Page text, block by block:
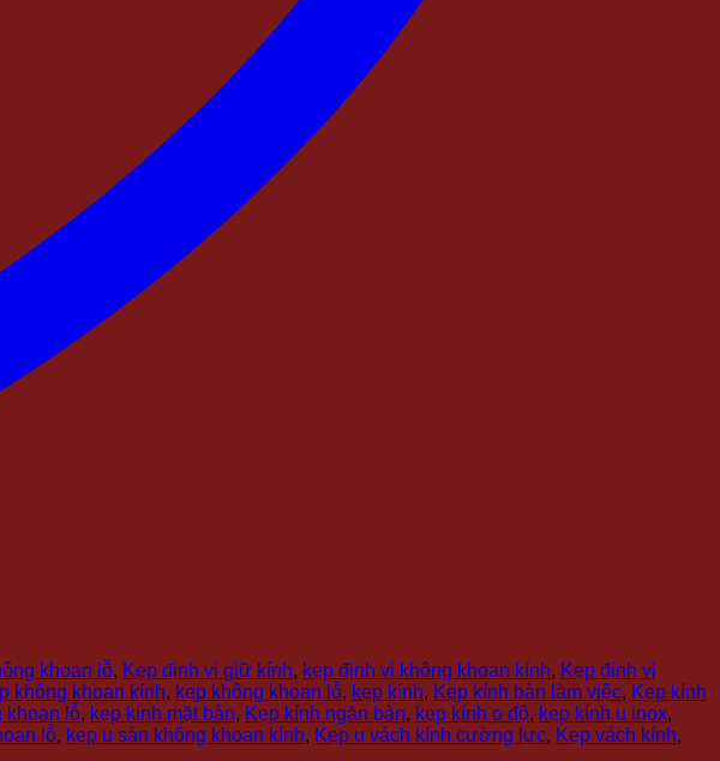
khoan lỗ, Kẹp định vị giữ kính, kẹp định vị không khoan kính, Kẹp định vị
không khoan kính, kẹp không khoan lỗ, kẹp kính, Kẹp kính bàn làm việc, Kẹp kính
khoan lỗ, kẹp kính mặt bàn, Kẹp kính ngăn bàn, kẹp kính o độ, kẹp kính u inox,
lỗ, kẹp u sàn không khoan kính, Kẹp u vách kính cường lực, Kẹp vách kính,